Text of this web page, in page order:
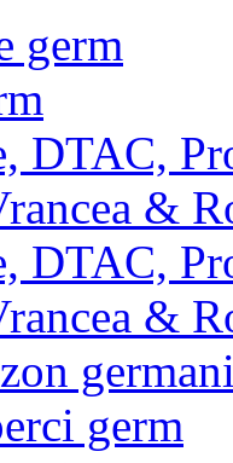
germ
DTAC,
&
DTAC,
&
germ